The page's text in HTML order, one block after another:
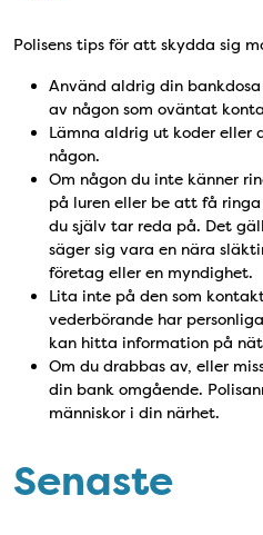
Polisens tips för att skydda sig
Använd aldrig din
av någon som oväntat
Lämna aldrig ut koder
någon.
Om någon du inte känner
på luren eller be att få
du själv tar reda på. Det
säger sig vara en nära
företag eller en myndighet.
Lita inte på den som
vederbörande har
kan hitta information på
Om du drabbas av, eller
din bank omgående.
människor i din närhet.
Senaste